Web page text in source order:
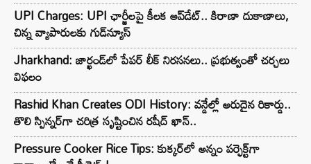
UPI Charges: UPI ఛార్జీలపై కీలక అప్‌డేట్.. కిరాణా దుకాణాలు,
చిన్న వ్యాపారులకు గుడ్‌న్యూస్
Jharkhand: జార్ఖండ్‌లో పేపర్ లీక్ నిరసనలు.. ప్రభుత్వంతో చర్చలు
విఫలం
Rashid Khan Creates ODI History: వన్డేల్లో అరుదైన రికార్డు..
తొలి స్పిన్నర్‌గా చరిత్ర సృష్టించిన రషీద్ ఖాన్..
Pressure Cooker Rice Tips: కుక్కర్‌లో అన్నం పర్ఫెక్ట్‌గా